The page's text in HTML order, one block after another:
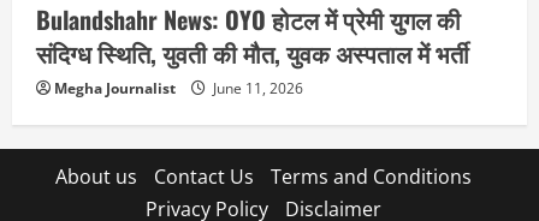
Bulandshahr News: OYO होटल में प्रेमी युगल की
संदिग्ध स्थिति, युवती की मौत, युवक अस्पताल में भर्ती
Megha Journalist June 11, 2026
About us Contact Us
Terms and Conditions
Privacy Policy
Disclaimer